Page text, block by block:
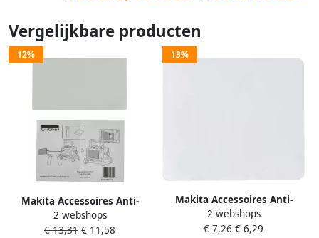
Vergelijkbare producten
12%
Makita Accessoires Anti-
verblindingsfolie bouwlamp
GM00002376
2 webshops
€ 13,31 € 11,58
13%
Makita Accessoires Anti-
verblindingsfolie bouwlamp
GM00002312
2 webshops
€ 7,26 € 6,29